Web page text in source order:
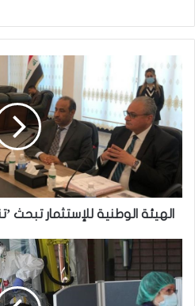
الهيئة الوطنية
للإستثمار
تبحث
’تنشيط
السياحة’
الهيئة الوطنية للإستثمار تبحث
حصيلة
الإصابات
بالكورونا